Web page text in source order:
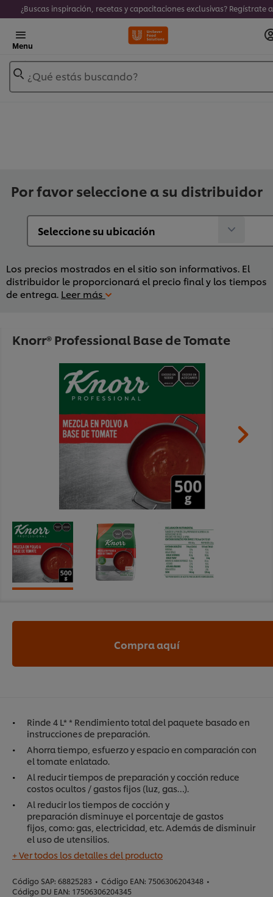
Menu
¿Qué estás buscando?
Por favor seleccione a su distribuidor
Los precios mostrados en el sitio son informativos. El
distribuidor le proporcionará el precio final y los tiempos
de entrega. Leer más
Knorr® Professional Base de Tomate
Rinde 4 L* * Rendimiento total del paquete basado en
instrucciones de preparación.
Ahorra tiempo, esfuerzo y espacio en comparación con
el tomate enlatado​.
Al reducir tiempos de preparación y cocción reduce
costos ocultos / gastos fijos (luz, gas…)​.
Al reducir los tiempos de cocción y
preparación disminuye el porcentaje de gastos
fijos, como: gas, electricidad, etc. Además de disminuir
el uso de utensilios​.
+ Ver todos los detalles del producto
Código SAP: 68825283 • Código EAN: 7506306204348 •
Código DU EAN: 17506306204345
Compra aquí